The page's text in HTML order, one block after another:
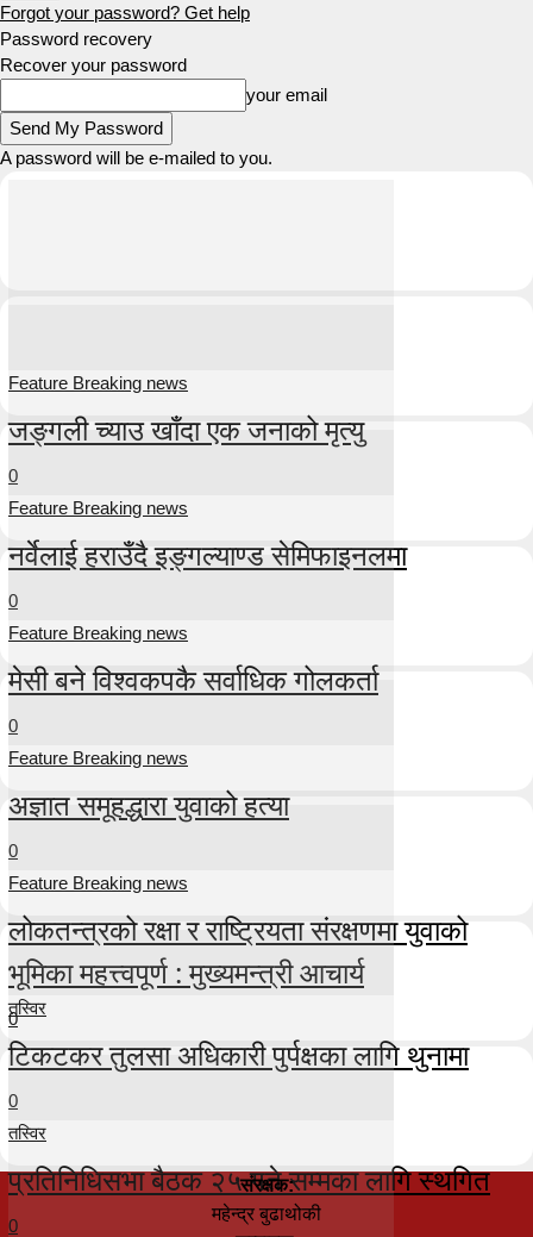
Forgot your password? Get help
Password recovery
Recover your password
your email
A password will be e-mailed to you.
Feature Breaking news
जङ्गली च्याउ खाँदा एक जनाको मृत्यु
0
Feature Breaking news
नर्वेलाई हराउँदै इङ्गल्याण्ड सेमिफाइनलमा
0
Feature Breaking news
मेसी बने विश्वकपकै सर्वाधिक गोलकर्ता
0
Feature Breaking news
अज्ञात समूहद्धारा युवाको हत्या
0
Feature Breaking news
लोकतन्त्रको रक्षा र राष्ट्रियता संरक्षणमा युवाको
भूमिका महत्त्वपूर्ण : मुख्यमन्त्री आचार्य
0
तस्विर
टिकटकर तुलसा अधिकारी पुर्पक्षका लागि थुनामा
0
तस्विर
प्रतिनिधिसभा बैठक २५ गते सम्मका लागि स्थगित
0
संरक्षक:
महेन्द्र बुढाथोकी